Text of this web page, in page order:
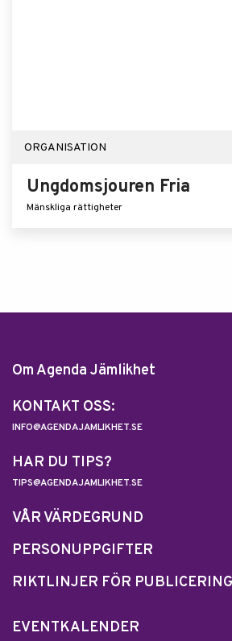
ORGANISATION
Ungdomsjouren Fria
Mänskliga rättigheter
Om Agenda Jämlikhet
KONTAKT OSS:
INFO@AGENDAJAMLIKHET.SE
HAR DU TIPS?
TIPS@AGENDAJAMLIKHET.SE
VÅR VÄRDEGRUND
PERSONUPPGIFTER
RIKTLINJER FÖR PUBLICERING
EVENTKALENDER